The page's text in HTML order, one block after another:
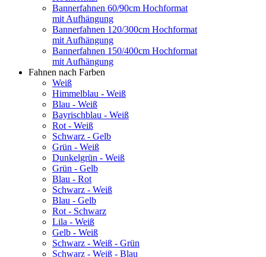
Bannerfahnen 60/90cm Hochformat
mit Aufhängung
Bannerfahnen 120/300cm Hochformat
mit Aufhängung
Bannerfahnen 150/400cm Hochformat
mit Aufhängung
Fahnen nach Farben
Weiß
Himmelblau - Weiß
Blau - Weiß
Bayrischblau - Weiß
Rot - Weiß
Schwarz - Gelb
Grün - Weiß
Dunkelgrün - Weiß
Grün - Gelb
Blau - Rot
Schwarz - Weiß
Blau - Gelb
Rot - Schwarz
Lila - Weiß
Gelb - Weiß
Schwarz - Weiß - Grün
Schwarz - Weiß - Blau